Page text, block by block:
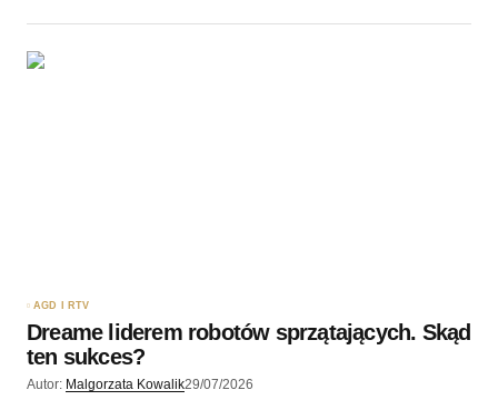
AGD I RTV
Dreame liderem robotów sprzątających. Skąd
ten sukces?
Autor: Malgorzata Kowalik29/07/2026